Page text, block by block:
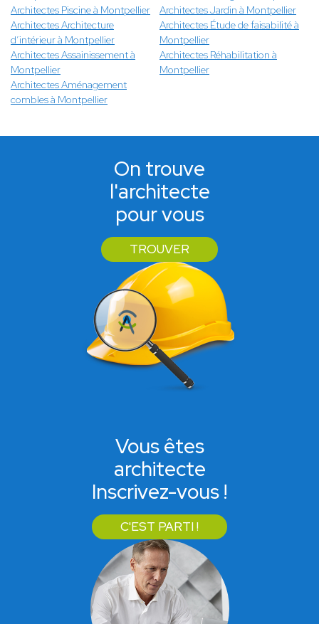
Architectes Piscine à Montpellier
Architectes Jardin à Montpellier
Architectes Architecture
d’intérieur à Montpellier
Architectes Étude de faisabilité à
Montpellier
Architectes Assainissement à
Montpellier
Architectes Réhabilitation à
Montpellier
Architectes Aménagement
combles à Montpellier
On trouve
l'architecte
pour vous
TROUVER
Vous êtes
architecte
Inscrivez-vous !
C'EST PARTI !